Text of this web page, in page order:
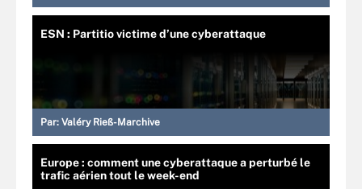
ESN : Partitio victime d’une cyberattaque
Par: Valéry Rieß-Marchive
Europe : comment une cyberattaque a perturbé le
trafic aérien tout le week-end